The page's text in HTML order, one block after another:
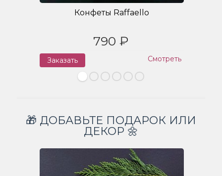
Конфеты Raffaello
790 ₽
Заказать Смотреть
🎁 ДОБАВЬТЕ ПОДАРОК ИЛИ
ДЕКОР 🌼